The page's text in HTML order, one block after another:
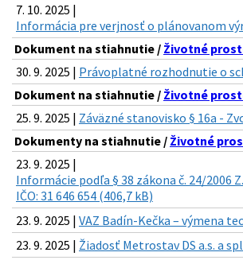
7. 10. 2025 |
Informácia pre verjnosť o plánovanom
Dokument na stiahnutie / Životné
30. 9. 2025 | Právoplatné rozhodnutie o
Dokument na stiahnutie / Životné
25. 9. 2025 | Záväzné stanovisko § 16a -
Dokumenty na stiahnutie / Životné
23. 9. 2025 |
Informácie podľa § 38 zákona č. 24/2006
IČO: 31 646 654 (406,7 kB)
23. 9. 2025 | VAZ Badín-Kečka – výmena
23. 9. 2025 | Žiadosť Metrostav DS a.s. a